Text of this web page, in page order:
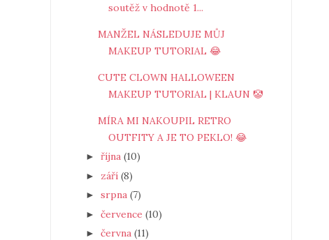
soutěž v hodnotě 1...
MANŽEL NÁSLEDUJE MŮJ
MAKEUP TUTORIAL 😂
CUTE CLOWN HALLOWEEN
MAKEUP TUTORIAL | KLAUN 🤡
MÍRA MI NAKOUPIL RETRO
OUTFITY A JE TO PEKLO! 😂
► října (10)
► září (8)
► srpna (7)
► července (10)
► června (11)